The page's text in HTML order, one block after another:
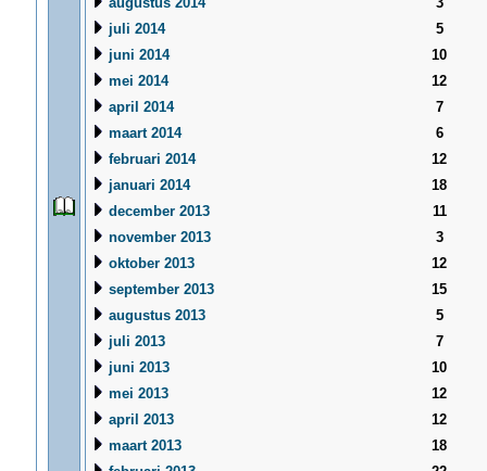
juli 2014
5
juni 2014
10
mei 2014
12
april 2014
7
maart 2014
6
februari 2014
12
januari 2014
18
december 2013
11
november 2013
3
oktober 2013
12
september 2013
15
augustus 2013
5
juli 2013
7
juni 2013
10
mei 2013
12
april 2013
12
maart 2013
18